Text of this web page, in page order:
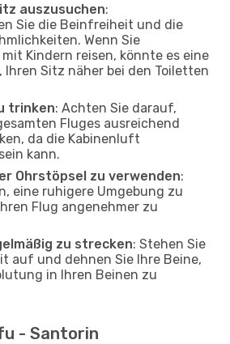
auszusuchen:
Sie die Beinfreiheit und die
Wenn Sie
Kindern reisen, könnte es eine
Ihren Sitz näher bei den Toiletten
trinken: Achten Sie darauf,
Fluges ausreichend
da die Kabinenluft
kann.
Ohrstöpsel zu verwenden:
eine ruhigere Umgebung zu
Flug angenehmer zu
zu strecken: Stehen Sie
auf und dehnen Sie Ihre Beine,
in Ihren Beinen zu
- Santorin